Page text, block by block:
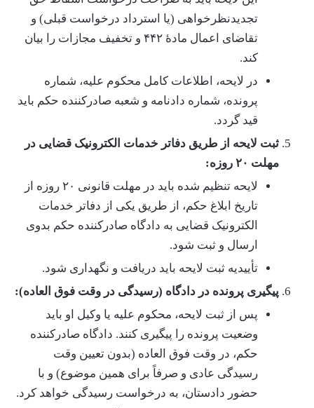
تجدیدنظرخواهی (یا استرداد درخواست قبلی) و
تقاضای اعمال مادۀ ۴۴۲ و تخفیف مجازات را بیان
کند.
در لایحه، اطلاعات کامل محکوم علیه، شماره
پرونده، شماره دادنامه و شعبه صادرکننده حکم باید
قید گردد.
ثبت لایحه از طریق دفاتر خدمات الکترونیک قضایی در
مهلت ۲۰ روزه:
لایحه تنظیم شده باید در مهلت قانونی ۲۰ روزه از
تاریخ ابلاغ حکم، از طریق یکی از دفاتر خدمات
الکترونیک قضایی به دادگاه صادرکننده حکم بدوی
ارسال و ثبت شود.
تأییدیه ثبت لایحه باید دریافت و نگهداری شود.
پیگیری پرونده در دادگاه (رسیدگی در وقت فوق العاده):
پس از ثبت لایحه، محکوم علیه یا وکیل او باید
وضعیت پرونده را پیگیری کنند. دادگاه صادرکننده
حکم، در وقت فوق العاده (بدون تعیین وقت
رسیدگی عادی و صرفاً برای همین موضوع) و با
حضور دادستان، به درخواست رسیدگی خواهد کرد.